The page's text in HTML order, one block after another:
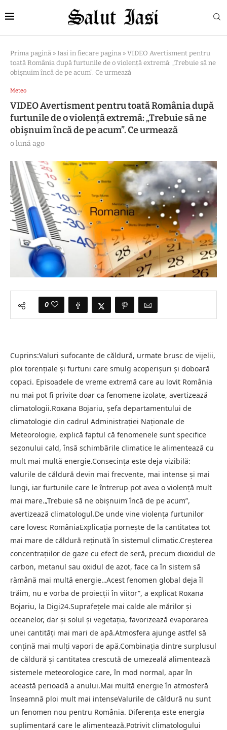
Prima pagină » Iasi in fiecare pagina » VIDEO Avertisment pentru
toată România după furtunile de o violență extremă: „Trebuie să ne
obișnuim încă de pe acum”. Ce urmează
Meteo
VIDEO Avertisment pentru toată România după
furtunile de o violență extremă: „Trebuie să ne
obișnuim încă de pe acum”. Ce urmează
o lună ago
0
Cuprins:Valuri sufocante de căldură, urmate brusc de vijelii,
ploi torențiale și furtuni care smulg acoperișuri și doboară
copaci. Episoadele de vreme extremă care au lovit România
nu mai pot fi privite doar ca fenomene izolate, avertizează
climatologii.Roxana Bojariu, șefa departamentului de
climatologie din cadrul Administrației Naționale de
Meteorologie, explică faptul că fenomenele sunt specifice
sezonului cald, însă schimbările climatice le alimentează cu
mult mai multă energie.Consecința este deja vizibilă:
valurile de căldură devin mai frecvente, mai intense și mai
lungi, iar furtunile care le întrerup pot avea o violență mult
mai mare.„Trebuie să ne obișnuim încă de pe acum”,
avertizează climatologul.De unde vine violența furtunilor
care lovesc RomâniaExplicația pornește de la cantitatea tot
mai mare de căldură reținută în sistemul climatic.Creșterea
concentrațiilor de gaze cu efect de seră, precum dioxidul de
carbon, metanul sau oxidul de azot, face ca în sistem să
rămână mai multă energie.„Acest fenomen global deja îl
trăim, nu e vorba de proiecții în viitor”, a explicat Roxana
Bojariu, la Digi24.Suprafețele mai calde ale mărilor și
oceanelor, dar și solul și vegetația, favorizează evaporarea
unei cantități mai mari de apă.Atmosfera ajunge astfel să
conțină mai mulți vapori de apă.Combinația dintre surplusul
de căldură și cantitatea crescută de umezeală alimentează
sistemele meteorologice care, în mod normal, apar în
această perioadă a anului.Mai multă energie în atmosferă
înseamnă ploi mult mai intenseValurile de căldură nu sunt
un fenomen nou pentru România. Diferența este energia
suplimentară care le alimentează.Potrivit climatologului